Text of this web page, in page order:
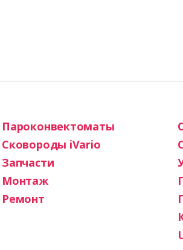
Пароконвектоматы
Сковороды iVario
Запчасти
Монтаж
Ремонт